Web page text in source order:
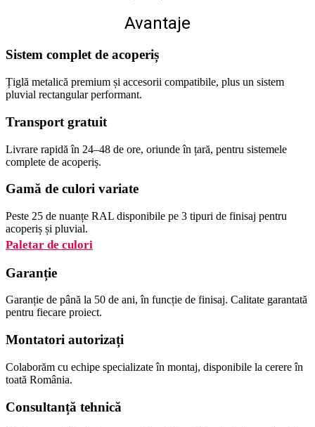
Avantaje
Sistem complet de acoperiș
Țiglă metalică premium și accesorii compatibile, plus un sistem
pluvial rectangular performant.
Transport gratuit
Livrare rapidă în 24–48 de ore, oriunde în țară, pentru sistemele
complete de acoperiș.
Gamă de culori variate
Peste 25 de nuanțe RAL disponibile pe 3 tipuri de finisaj pentru
acoperiș și pluvial.
Paletar de culori
Garanție
Garanție de până la 50 de ani, în funcție de finisaj. Calitate garantată
pentru fiecare proiect.
Montatori autorizați
Colaborăm cu echipe specializate în montaj, disponibile la cerere în
toată România.
Consultanță tehnică